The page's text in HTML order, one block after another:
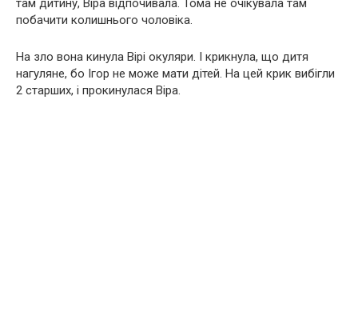
там дитину, Віра відпочивала. Тома не очікувала там
побачити колишнього чоловіка.
На зло вона кинула Вірі окуляри. І крикнула, що дитя
нагуляне, бо Ігор не може мати дітей. На цей крик вибігли
2 старших, і прокинулася Віра.